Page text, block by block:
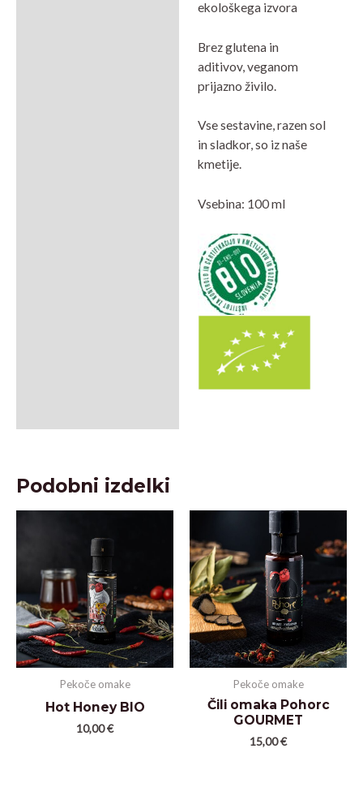
ekološkega izvora
Brez glutena in
aditivov, veganom
prijazno živilo.
Vse sestavine, razen sol
in sladkor, so iz naše
kmetije.
Vsebina: 100 ml
Podobni izdelki
Pekoče omake
Hot Honey BIO
10,00€
Pekoče omake
Čili omaka Pohorc
GOURMET
15,00€